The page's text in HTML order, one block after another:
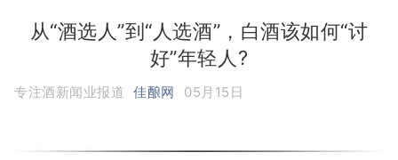
从“酒选人”到“人选酒”，白酒该如何“讨
好”年轻人?
专注酒新闻业报道 佳酿网 05月15日